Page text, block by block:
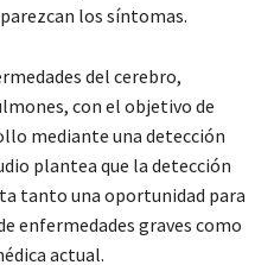
los síntomas.
del cerebro,
con el objetivo de
mediante una detección
plantea que la detección
tanto una oportunidad para
enfermedades graves como
actual.